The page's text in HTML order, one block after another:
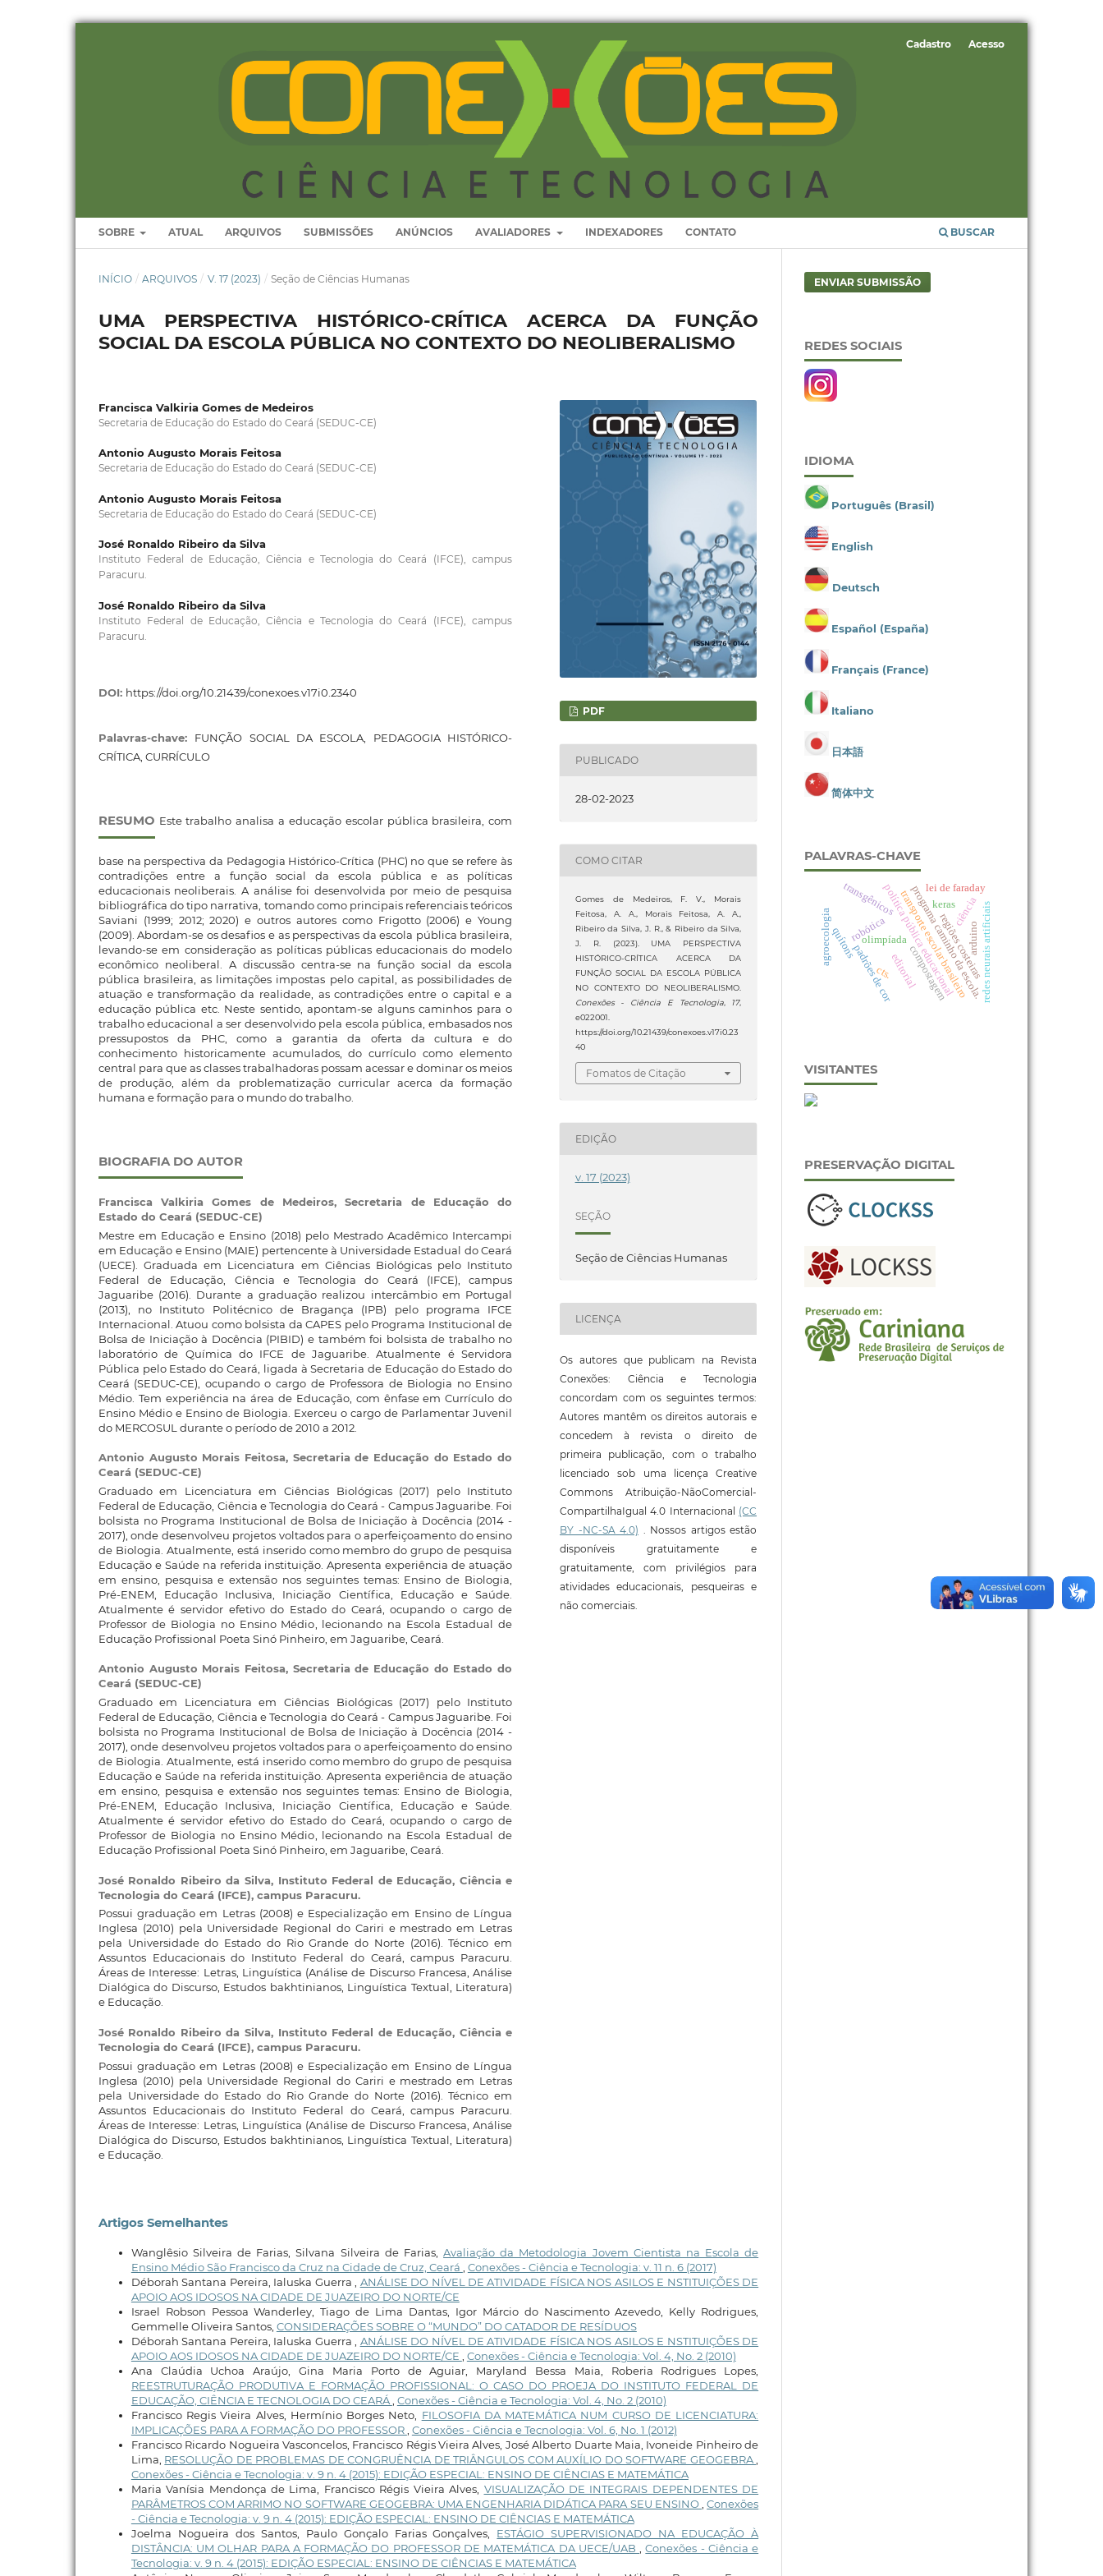
SOBRE ATUAL ARQUIVOS SUBMISSÕES ANÚNCIOS AVALIADORES INDEXADORES CONTATO BUSCAR
Cadastro Acesso
INÍCIO / ARQUIVOS / V. 17 (2023) / Seção de Ciências Humanas
UMA PERSPECTIVA HISTÓRICO-CRÍTICA ACERCA DA FUNÇÃO
SOCIAL DA ESCOLA PÚBLICA NO CONTEXTO DO NEOLIBERALISMO
Francisca Valkiria Gomes de Medeiros
Secretaria de Educação do Estado do Ceará (SEDUC-CE)
Antonio Augusto Morais Feitosa
Secretaria de Educação do Estado do Ceará (SEDUC-CE)
Antonio Augusto Morais Feitosa
Secretaria de Educação do Estado do Ceará (SEDUC-CE)
José Ronaldo Ribeiro da Silva
Instituto Federal de Educação, Ciência e Tecnologia do Ceará (IFCE), campus
Paracuru.
José Ronaldo Ribeiro da Silva
Instituto Federal de Educação, Ciência e Tecnologia do Ceará (IFCE), campus
Paracuru.
DOI: https://doi.org/10.21439/conexoes.v17i0.2340
Palavras-chave: FUNÇÃO SOCIAL DA ESCOLA, PEDAGOGIA HISTÓRICO-
CRÍTICA, CURRÍCULO
RESUMO Este trabalho analisa a educação escolar pública brasileira, com
base na perspectiva da Pedagogia Histórico-Crítica (PHC) no que se refere às
contradições entre a função social da escola pública e as políticas
educacionais neoliberais. A análise foi desenvolvida por meio de pesquisa
bibliográfica do tipo narrativa, tomando como principais referenciais teóricos
Saviani (1999; 2012; 2020) e outros autores como Frigotto (2006) e Young
(2009). Abordam-se os desafios e as perspectivas da escola pública brasileira,
levando-se em consideração as políticas públicas educacionais do modelo
econômico neoliberal. A discussão centra-se na função social da escola
pública brasileira, as limitações impostas pelo capital, as possibilidades de
atuação e transformação da realidade, as contradições entre o capital e a
educação pública etc. Neste sentido, apontam-se alguns caminhos para o
trabalho educacional a ser desenvolvido pela escola pública, embasados nos
pressupostos da PHC, como a garantia da oferta da cultura e do
conhecimento historicamente acumulados, do currículo como elemento
central para que as classes trabalhadoras possam acessar e dominar os meios
de produção, além da problematização curricular acerca da formação
humana e formação para o mundo do trabalho.
BIOGRAFIA DO AUTOR
Francisca Valkiria Gomes de Medeiros,Secretaria de Educação do
Estado do Ceará (SEDUC-CE)
Mestre em Educação e Ensino (2018) pelo Mestrado Acadêmico Intercampi
em Educação e Ensino (MAIE) pertencente à Universidade Estadual do Ceará
(UECE). Graduada em Licenciatura em Ciências Biológicas pelo Instituto
Federal de Educação, Ciência e Tecnologia do Ceará (IFCE), campus
Jaguaribe (2016). Durante a graduação realizou intercâmbio em Portugal
(2013), no Instituto Politécnico de Bragança (IPB) pelo programa IFCE
Internacional. Atuou como bolsista da CAPES pelo Programa Institucional de
Bolsa de Iniciação à Docência (PIBID) e também foi bolsista de trabalho no
laboratório de Química do IFCE de Jaguaribe. Atualmente é Servidora
Pública pelo Estado do Ceará, ligada à Secretaria de Educação do Estado do
Ceará (SEDUC-CE), ocupando o cargo de Professora de Biologia no Ensino
Médio. Tem experiência na área de Educação, com ênfase em Currículo do
Ensino Médio e Ensino de Biologia. Exerceu o cargo de Parlamentar Juvenil
do MERCOSUL durante o período de 2010 a 2012.
Antonio Augusto Morais Feitosa, Secretaria de Educação do Estado do
Ceará (SEDUC-CE)
Graduado em Licenciatura em Ciências Biológicas (2017) pelo Instituto
Federal de Educação, Ciência e Tecnologia do Ceará - Campus Jaguaribe. Foi
bolsista no Programa Institucional de Bolsa de Iniciação à Docência (2014 -
2017), onde desenvolveu projetos voltados para o aperfeiçoamento do ensino
de Biologia. Atualmente, está inserido como membro do grupo de pesquisa
Educação e Saúde na referida instituição. Apresenta experiência de atuação
em ensino, pesquisa e extensão nos seguintes temas: Ensino de Biologia,
Pré-ENEM, Educação Inclusiva, Iniciação Científica, Educação e Saúde.
Atualmente é servidor efetivo do Estado do Ceará, ocupando o cargo de
Professor de Biologia no Ensino Médio, lecionando na Escola Estadual de
Educação Profissional Poeta Sinó Pinheiro, em Jaguaribe, Ceará.
Antonio Augusto Morais Feitosa, Secretaria de Educação do Estado do
Ceará (SEDUC-CE)
Graduado em Licenciatura em Ciências Biológicas (2017) pelo Instituto
Federal de Educação, Ciência e Tecnologia do Ceará - Campus Jaguaribe. Foi
bolsista no Programa Institucional de Bolsa de Iniciação à Docência (2014 -
2017), onde desenvolveu projetos voltados para o aperfeiçoamento do ensino
de Biologia. Atualmente, está inserido como membro do grupo de pesquisa
Educação e Saúde na referida instituição. Apresenta experiência de atuação
em ensino, pesquisa e extensão nos seguintes temas: Ensino de Biologia,
Pré-ENEM, Educação Inclusiva, Iniciação Científica, Educação e Saúde.
Atualmente é servidor efetivo do Estado do Ceará, ocupando o cargo de
Professor de Biologia no Ensino Médio, lecionando na Escola Estadual de
Educação Profissional Poeta Sinó Pinheiro, em Jaguaribe, Ceará.
José Ronaldo Ribeiro da Silva, Instituto Federal de Educação, Ciência e
Tecnologia do Ceará (IFCE), campus Paracuru.
Possui graduação em Letras (2008) e Especialização em Ensino de Língua
Inglesa (2010) pela Universidade Regional do Cariri e mestrado em Letras
pela Universidade do Estado do Rio Grande do Norte (2016). Técnico em
Assuntos Educacionais do Instituto Federal do Ceará, campus Paracuru.
Áreas de Interesse: Letras, Linguística (Análise de Discurso Francesa, Análise
Dialógica do Discurso, Estudos bakhtinianos, Linguística Textual, Literatura)
e Educação.
José Ronaldo Ribeiro da Silva, Instituto Federal de Educação, Ciência e
Tecnologia do Ceará (IFCE), campus Paracuru.
Possui graduação em Letras (2008) e Especialização em Ensino de Língua
Inglesa (2010) pela Universidade Regional do Cariri e mestrado em Letras
pela Universidade do Estado do Rio Grande do Norte (2016). Técnico em
Assuntos Educacionais do Instituto Federal do Ceará, campus Paracuru.
Áreas de Interesse: Letras, Linguística (Análise de Discurso Francesa, Análise
Dialógica do Discurso, Estudos bakhtinianos, Linguística Textual, Literatura)
e Educação.
PDF
PUBLICADO
28-02-2023
COMO CITAR
Gomes de Medeiros, F. V., Morais
Feitosa, A. A., Morais Feitosa, A. A.,
Ribeiro da Silva, J. R., & Ribeiro da Silva,
J. R. (2023). UMA PERSPECTIVA
HISTÓRICO-CRÍTICA ACERCA DA
FUNÇÃO SOCIAL DA ESCOLA PÚBLICA
NO CONTEXTO DO NEOLIBERALISMO.
Conexões - Ciência E Tecnologia, 17,
e022001.
https://doi.org/10.21439/conexoes.v17i0.23
40
Fomatos de Citação
EDIÇÃO
v. 17 (2023)
SEÇÃO
Seção de Ciências Humanas
LICENÇA
Os autores que publicam na Revista
Conexões: Ciência e Tecnologia
concordam com os seguintes termos:
Autores mantêm os direitos autorais e
concedem à revista o direito de
primeira publicação, com o trabalho
licenciado sob uma licença Creative
Commons Atribuição-NãoComercial-
CompartilhaIgual 4.0 Internacional (CC
BY -NC-SA 4.0) . Nossos artigos estão
disponíveis gratuitamente e
gratuitamente, com privilégios para
atividades educacionais, pesqueiras e
não comerciais.
Artigos Semelhantes
Wanglêsio Silveira de Farias, Silvana Silveira de Farias,Avaliação da Metodologia Jovem Cientista na Escola de
Ensino Médio São Francisco da Cruz na Cidade de Cruz, Ceará
Conexões - Ciência e Tecnologia: v. 11 n. 6 (2017)
Déborah Santana Pereira, Ialuska Guerra , ANÁLISE DO NÍVEL DE ATIVIDADE FÍSICA NOS ASILOS E NSTITUIÇÕES DE
APOIO AOS IDOSOS NA CIDADE DE JUAZEIRO DO NORTE/CE
Israel Robson Pessoa Wanderley, Tiago de Lima Dantas, Igor Márcio do Nascimento Azevedo, Kelly Rodrigues,
Gemmelle Oliveira Santos, CONSIDERAÇÕES SOBRE O “MUNDO” DO CATADOR DE RESÍDUOS
Déborah Santana Pereira, Ialuska Guerra , ANÁLISE DO NÍVEL DE ATIVIDADE FÍSICA NOS ASILOS E NSTITUIÇÕES DE
APOIO AOS IDOSOS NA CIDADE DE JUAZEIRO DO NORTE/CE
Conexões - Ciência e Tecnologia: Vol. 4, No. 2 (2010)
Ana Claúdia Uchoa Araújo, Gina Maria Porto de Aguiar, Maryland Bessa Maia, Roberia Rodrigues Lopes,
REESTRUTURAÇÃO PRODUTIVA E FORMAÇÃO PROFISSIONAL: O CASO DO PROEJA DO INSTITUTO FEDERAL DE
EDUCAÇÃO, CIÊNCIA E TECNOLOGIA DO CEARÁ Conexões - Ciência e Tecnologia: Vol. 4, No. 2 (2010)
Francisco Regis Vieira Alves, Hermínio Borges Neto, FILOSOFIA DA MATEMÁTICA NUM CURSO DE LICENCIATURA:
IMPLICAÇÕES PARA A FORMAÇÃO DO PROFESSOR Conexões - Ciência e Tecnologia: Vol. 6, No. 1 (2012)
Francisco Ricardo Nogueira Vasconcelos, Francisco Régis Vieira Alves, José Alberto Duarte Maia, Ivoneide Pinheiro de
Lima, RESOLUÇÃO DE PROBLEMAS DE CONGRUÊNCIA DE TRIÂNGULOS COM AUXÍLIO DO SOFTWARE GEOGEBRA
Conexões - Ciência e Tecnologia: v. 9 n. 4 (2015): EDIÇÃO ESPECIAL: ENSINO DE CIÊNCIAS E MATEMÁTICA
Maria Vanísia Mendonça de Lima, Francisco Régis Vieira Alves, VISUALIZAÇÃO DE INTEGRAIS DEPENDENTES DE
PARÂMETROS COM ARRIMO NO SOFTWARE GEOGEBRA: UMA ENGENHARIA DIDÁTICA PARA SEU ENSINO ,Conexões
- Ciência e Tecnologia: v. 9 n. 4 (2015): EDIÇÃO ESPECIAL: ENSINO DE CIÊNCIAS E MATEMÁTICA
Joelma Nogueira dos Santos, Paulo Gonçalo Farias Gonçalves, ESTÁGIO SUPERVISIONADO NA EDUCAÇÃO À
DISTÂNCIA: UM OLHAR PARA A FORMAÇÃO DO PROFESSOR DE MATEMÁTICA DA UECE/UAB
,Conexões - Ciência e
Tecnologia: v. 9 n. 4 (2015): EDIÇÃO ESPECIAL: ENSINO DE CIÊNCIAS E MATEMÁTICA
ENVIAR SUBMISSÃO
REDES SOCIAIS
IDIOMA
Português (Brasil)
English
Deutsch
Español (España)
Français (France)
Italiano
日本語
简体中文
PALAVRAS-CHAVE
editorial
olimpíada
política pública educacional
transporte escolar brasileiro
programa caminho da escola.
padrões de cor
quítons regiões costeiras
robótica redes neurais artificiais
keras
transgênicos
cts.
agroecologia
compostagem
lei de faraday
ciência
arduino
VISITANTES
PRESERVAÇÃO DIGITAL